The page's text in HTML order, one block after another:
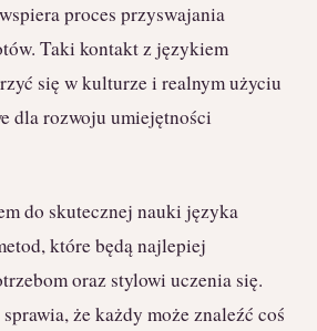
proces przyswajania
Taki kontakt z językiem
się w kulturze i realnym użyciu
dla rozwoju umiejętności
do skutecznej nauki języka
które będą najlepiej
oraz stylowi uczenia się.
że każdy może znaleźć coś